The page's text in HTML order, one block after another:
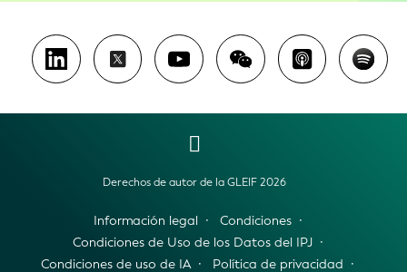
Derechos de autor de la GLEIF 2026
Información legal
Condiciones
Condiciones de Uso de los Datos del IPJ
Condiciones de uso de IA
Política de privacidad